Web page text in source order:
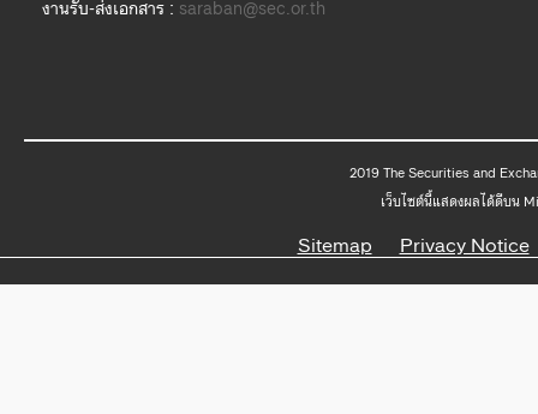
งานรับ-ส่งเอกสาร : saraban@sec.or.th
2019
เว็บไซต์นี้แสดงผลได้ดีบน
Sitemap Privacy Notice